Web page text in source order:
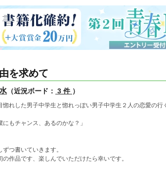
を求めて
（近況ボード： 3 件 ）
惚れした男子中学生と惚れっぽい男子中学生２人の恋愛の行
にもチャンス、あるのかな？」
ずつ書いていきます。
の作品です、楽しんでいただけたら幸いです。